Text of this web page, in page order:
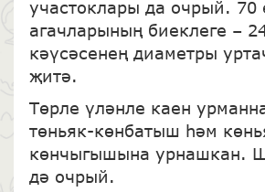
участоклары да очрый. 70
агачларының биеклеге –
кәүсәсенең диаметры
җитә.
Төрле үләнле каен
төньяк-көнбатыш һәм
көнчыгышына урнашкан.
дә очрый.